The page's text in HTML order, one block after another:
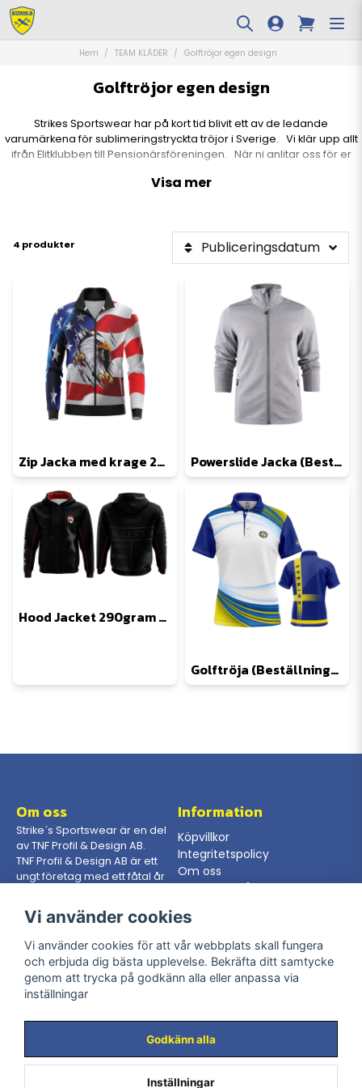
Hem TEAM KLÄDER Golftröjor egen design
Golftröjor egen design
Strikes Sportswear har på kort tid blivit ett av de ledande
varumärkena för sublimeringstryckta tröjor i Sverige. Vi klär upp allt
ifrån Elitklubben till Pensionärsföreningen. När ni anlitar oss för er
av oss och möjlighet finns att besöka oss i vårt Showroom i Solna.
Visa mer
4 produkter Publiceringsdatum
Zip Jacka med krage 290gr (Beställningsvara och endast specialdesignad) Powerslide Jacka (Beställningsvara, kontakta oss för förslag)
Hood Jacket 290gram FZ (Beställningsvara, endast specialdesign)
Golftröja (Beställningsvara, endast specialdesign)
Om oss
Strike´s Sportswear är en del
av TNF Profil & Design AB.
TNF Profil & Design AB är ett
ungt företag med ett fåtal år
som jobbar här en mångårig
erfarenhet från branschen.
Information
Köpvillkor
Integritetspolicy
Om oss
Gör en förfrågan
Kontakta oss
Telefon: 08-400 205 65
info@strikessportswear.se
Adress: Råsundavägen 116,
Följ oss
Vi använder cookies
Vi använder cookies för att vår webbplats skall fungera
och erbjuda dig bästa upplevelse. Bekräfta ditt samtycke
genom att trycka på godkänn alla eller anpassa via
inställningar
Godkänn alla
Inställningar